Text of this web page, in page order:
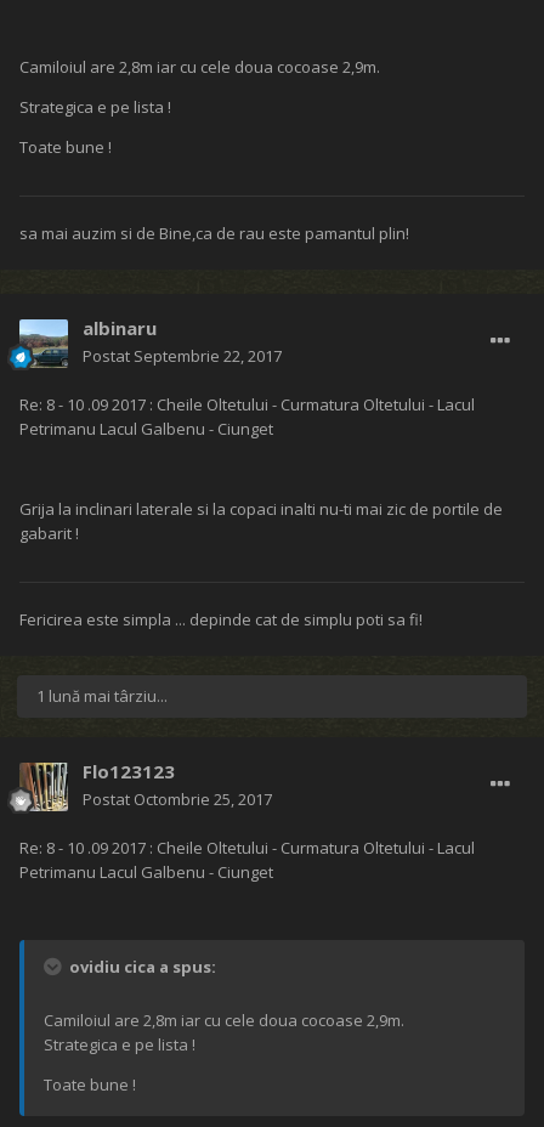
Camiloiul are 2,8m iar cu cele doua cocoase 2,9m.
Strategica e pe lista !
Toate bune !
sa mai auzim si de Bine,ca de rau este pamantul plin!
albinaru
Postat Septembrie 22, 2017
Re: 8 - 10 .09 2017 : Cheile Oltetului - Curmatura Oltetului - Lacul
Petrimanu Lacul Galbenu - Ciunget
Grija la inclinari laterale si la copaci inalti nu-ti mai zic de portile de
gabarit !
Fericirea este simpla ... depinde cat de simplu poti sa fi!
1 lună mai târziu...
Flo123123
Postat Octombrie 25, 2017
Re: 8 - 10 .09 2017 : Cheile Oltetului - Curmatura Oltetului - Lacul
Petrimanu Lacul Galbenu - Ciunget
ovidiu cica a spus:
Camiloiul are 2,8m iar cu cele doua cocoase 2,9m.
Strategica e pe lista !
Toate bune !